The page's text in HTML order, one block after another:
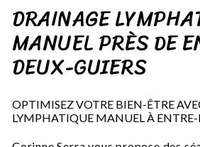
DRAINAGE
MANUEL PRÈS DE
DEUX-GUIERS
OPTIMISEZ VOTRE BIEN-ÊTRE
LYMPHATIQUE MANUEL À ENTRE-